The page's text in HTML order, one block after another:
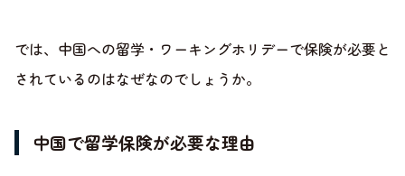
では、中国への留学・ワーキングホリデーで保険が必要と
されているのはなぜなのでしょうか。
中国で留学保険が必要な理由